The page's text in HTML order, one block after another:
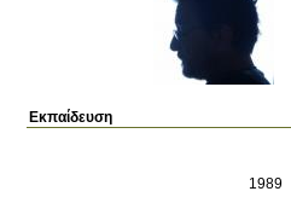
Εκπαίδευση
1989